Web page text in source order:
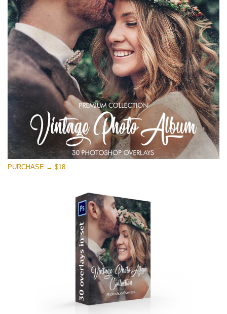
(1783 Overlays)
Large 6000*4000px
Скачать Бесплатно
PURCHASE → $18